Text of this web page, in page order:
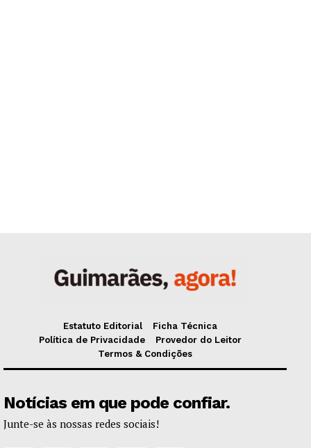
Estatuto Editorial
Ficha Técnica
Política de Privacidade
Provedor do Leitor
Termos & Condições
Notícias em que pode confiar.
Junte-se às nossas redes sociais!